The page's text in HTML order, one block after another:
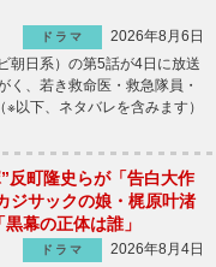
ドラマ
2026年8月6日
朝日系）の第5話が4日に放送
、若き救命医・救急隊員・
以下、ネタバレを含みます）
”反町隆史らが「告白大作
ジサックの娘・梶原叶渚
幕の正体は誰」
ドラマ
2026年8月4日